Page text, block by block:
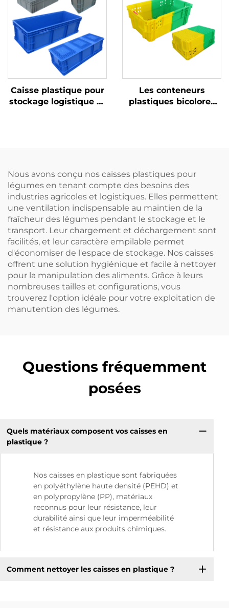
Caisse plastique pour
stockage logistique et
Les conteneurs
plastiques bicolores
Nous avons conçu nos caisses plastiques pour
légumes en tenant compte des besoins des
industries agricoles et logistiques. Elles permettent
une ventilation indispensable au maintien de la
fraîcheur des légumes pendant le stockage et le
transport. Leur chargement et déchargement sont
facilités, et leur caractère empilable permet
d'économiser de l'espace de stockage. Nos caisses
offrent une solution hygiénique et facile à nettoyer
pour la manipulation des aliments. Grâce à leurs
nombreuses tailles et configurations, vous
trouverez l'option idéale pour votre exploitation de
manutention des légumes.
Questions fréquemment
posées
Quels matériaux composent vos caisses en
plastique ?
Nos caisses en plastique sont fabriquées
en polyéthylène haute densité (PEHD) et
en polypropylène (PP), matériaux
reconnus pour leur résistance, leur
durabilité ainsi que leur imperméabilité
et résistance aux produits chimiques.
Comment nettoyer les caisses en plastique ?